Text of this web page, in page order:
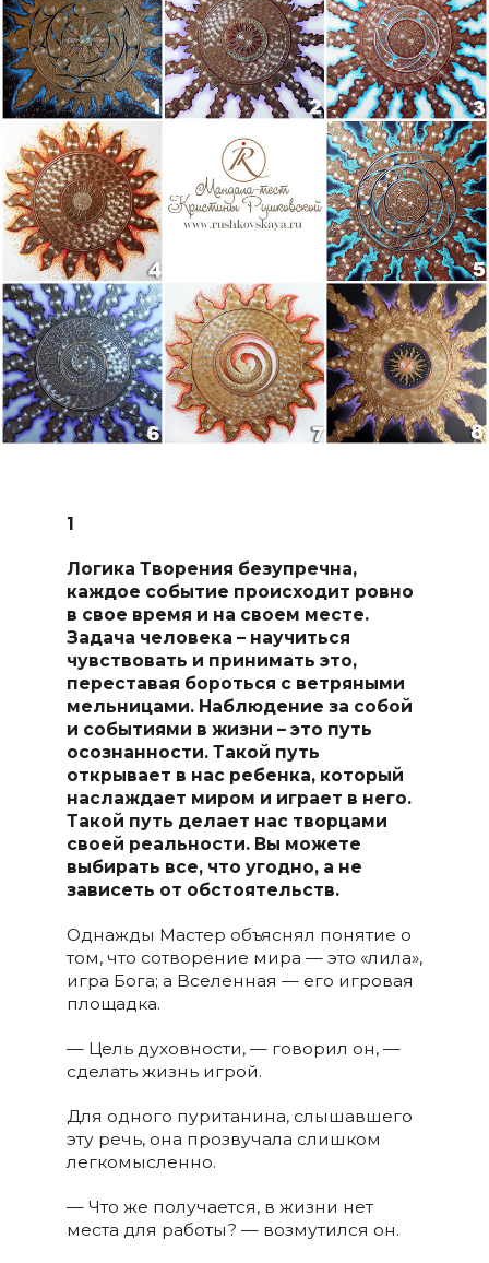
1
Логика Творения безупречна,
каждое событие происходит ровно
в свое время и на своем месте.
Задача человека – научиться
чувствовать и принимать это,
переставая бороться с ветряными
мельницами. Наблюдение за собой
и событиями в жизни – это путь
осознанности. Такой путь
открывает в нас ребенка, который
наслаждает миром и играет в него.
Такой путь делает нас творцами
своей реальности. Вы можете
выбирать все, что угодно, а не
зависеть от обстоятельств.
Однажды Мастер объяснял понятие о
том, что сотворение мира — это «лила»,
игра Бога; а Вселенная — его игровая
площадка.
— Цель духовности, — говорил он, —
сделать жизнь игрой.
Для одного пуританина, слышавшего
эту речь, она прозвучала слишком
легкомысленно.
— Что же получается, в жизни нет
места для работы? — возмутился он.